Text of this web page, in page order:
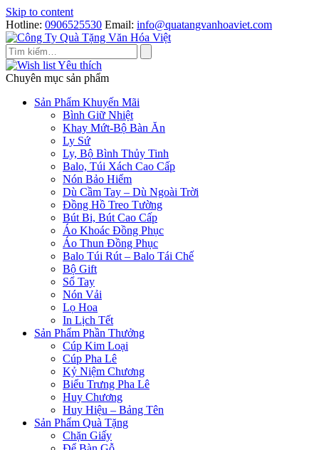
Skip to content
Hotline: 0906525530 Email: info@quatangvanhoaviet.com
Yêu thích
Chuyên mục sản phẩm
Sản Phẩm Khuyến Mãi
Bình Giữ Nhiệt
Khay Mứt-Bộ Bàn Ăn
Ly Sứ
Ly, Bộ Bình Thủy Tinh
Balo, Túi Xách Cao Cấp
Nón Bảo Hiểm
Dù Cầm Tay – Dù Ngoài Trời
Đồng Hồ Treo Tường
Bút Bi, Bút Cao Cấp
Áo Khoác Đồng Phục
Áo Thun Đồng Phục
Balo Túi Rút – Balo Tái Chế
Bộ Gift
Sổ Tay
Nón Vải
Lọ Hoa
In Lịch Tết
Sản Phẩm Phần Thưởng
Cúp Kim Loại
Cúp Pha Lê
Kỷ Niệm Chương
Biểu Trưng Pha Lê
Huy Chương
Huy Hiệu – Bảng Tên
Sản Phẩm Quà Tặng
Chặn Giấy